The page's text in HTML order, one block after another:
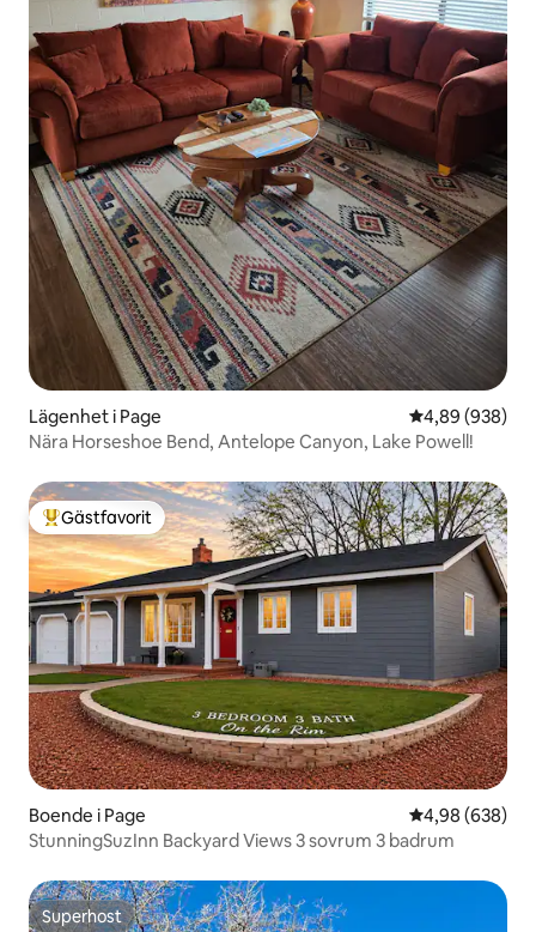
Lägenhet i Page 4,89 av 5 i
4,89 (938)
Nära Horseshoe Bend, Antelope Canyon, Lake Powell!
Populär gästfavorit
Gästfavorit
Boende i Page 4,98 av 5 i
4,98 (638)
StunningSuzInn Backyard Views 3 sovrum 3 badrum
Superhost
Superhost